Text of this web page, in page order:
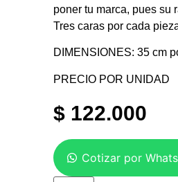
poner tu marca, pues su
Tres caras por cada
DIMENSIONES: 35 cm
PRECIO POR UNIDAD
$ 122.000
Cotizar por